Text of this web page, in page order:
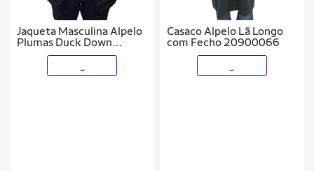
Jaqueta Masculina Alpelo
Plumas Duck Down
Impermeavel Preta -
Casaco Alpelo Lã Longo
com Fecho 20900066